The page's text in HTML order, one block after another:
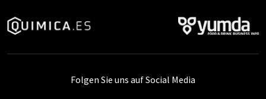
Folgen Sie uns auf Social Media